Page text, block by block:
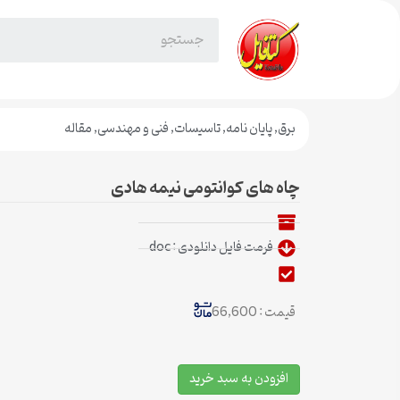
برق,پایان نامه,تاسیسات,فنی و مهندسی,مقاله
چاه های کوانتومی نیمه هادی
فرمت فایل دانلودی : doc
قیمت : 66,600
افزودن به سبد خرید